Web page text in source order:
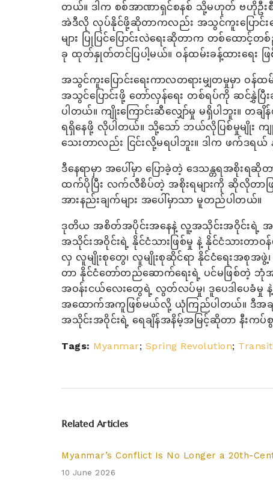
တယ်။ ဒါက စစ်အာဏာရှင်စနစ် သို့မဟုတ် ဗဟိုဦး
အဲဒီလို လုပ်နိုင်ဖို့ဆိုတာကလည်း အသွင်ကူးပြောင်း
များ ပြုပြင်ပြောင်းလဲရေးဆိုတာက တစ်ထော
ခု ထုတ်နှုတ်တင်ပြပါ့မယ်။ ဝန်ထမ်းခန့်ထားရေး ဖ
အသွင်ကူးပြောင်းရေးကာလတရားမျှတမှုမှာ ဝန်ထ
အသွင်ပြောင်းဖို့ တော်လှန်ရေး တစ်ရပ်ကို ဆင်နွှဲပ
ပါတယ်။ ကျိုးကြောင်းဆီလျှော်မှု မရှိပါဘူး။ တ
ရရှိနေဖို့ လိုပါတယ်။ သို့သော် ဘယ်လိုပြစ်မှုမျိုး
သေးတာလည်း ငြင်းလို့မရပါဘူး။ ဒါက ဖက်ဒရ
ဒီနေရာမှာ အပေါ်မှာ ပြောခဲ့တဲ့ ဒေသန္တရအစို
ထက်ပိုပြီး လက်လီစိပ်တဲ့ အစိုးရများကို ဆိုလိုတ
အားနည်းချက်များ အပေါ်မှာသာ မူတည်ပါတယ်။
ဒုတိယ အစိတ်အပိုင်းအနေနဲ့ လူ့အသိုင်းအဝိုင်းရဲ့ အချ
အသိုင်းအဝိုင်းရဲ့ နိုင်ငံသားဖြစ်မှု နဲ့ နိုင်ငံသားတာဝန်
လှ လူမျိုးစုတွေ၊ လူမျိုးစုဆိုင်ရာ နိုင်ငံရေးအစုအဖွဲ့
တာ နိုင်ငံတော်တည်ဆောက်ရေးရဲ့ ပင်မဖြစ်တဲ့
အဝန်းငယ်လေးတွေရဲ့ လွတ်လပ်မှု၊ ဒူပေဒါပေခံမှု
အထောက်အကူဖြစ်မယ်လို့ ယုံကြည်ပါတယ်။ ဒီအချက်
အသိုင်းအဝိုင်းရဲ့ ရေချိန်အနိမ့်အမြင့်ဆိုတာ နီးကပ်
Tags: Myanmar; Spring Revolution;
Related Articles
Myanmar’s Conflict Is No Longer a 20th-
10 June 2026